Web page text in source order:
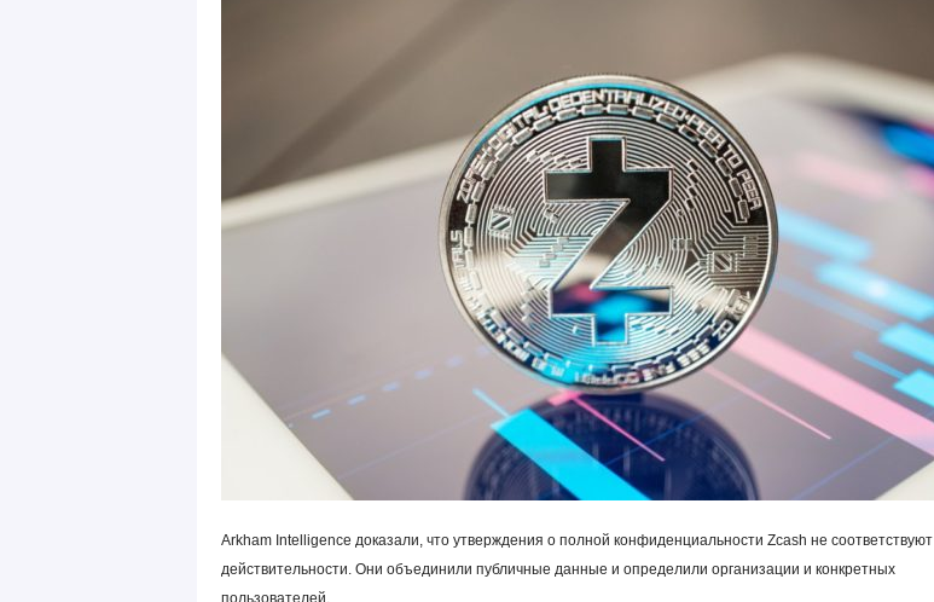
Arkham Intelligence доказали, что утверждения о полной конфиденциальности Zcash не соответствуют
действительности. Они объединили публичные данные и определили организации и конкретных
пользователей.